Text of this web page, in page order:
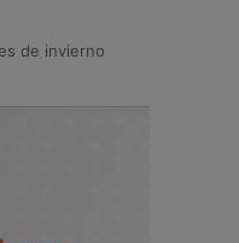
de invierno